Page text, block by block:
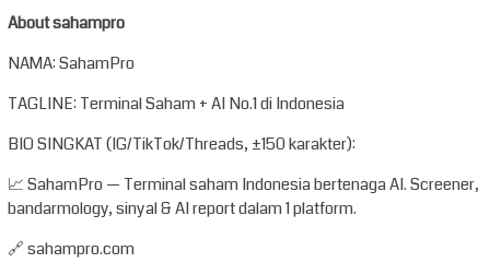
About sahampro
NAMA: SahamPro
TAGLINE: Terminal Saham + AI No.1 di Indonesia
BIO SINGKAT (IG/TikTok/Threads, ±150 karakter):
📈 SahamPro — Terminal saham Indonesia bertenaga AI. Screener,
bandarmology, sinyal & AI report dalam 1 platform.
🔗 sahampro.com